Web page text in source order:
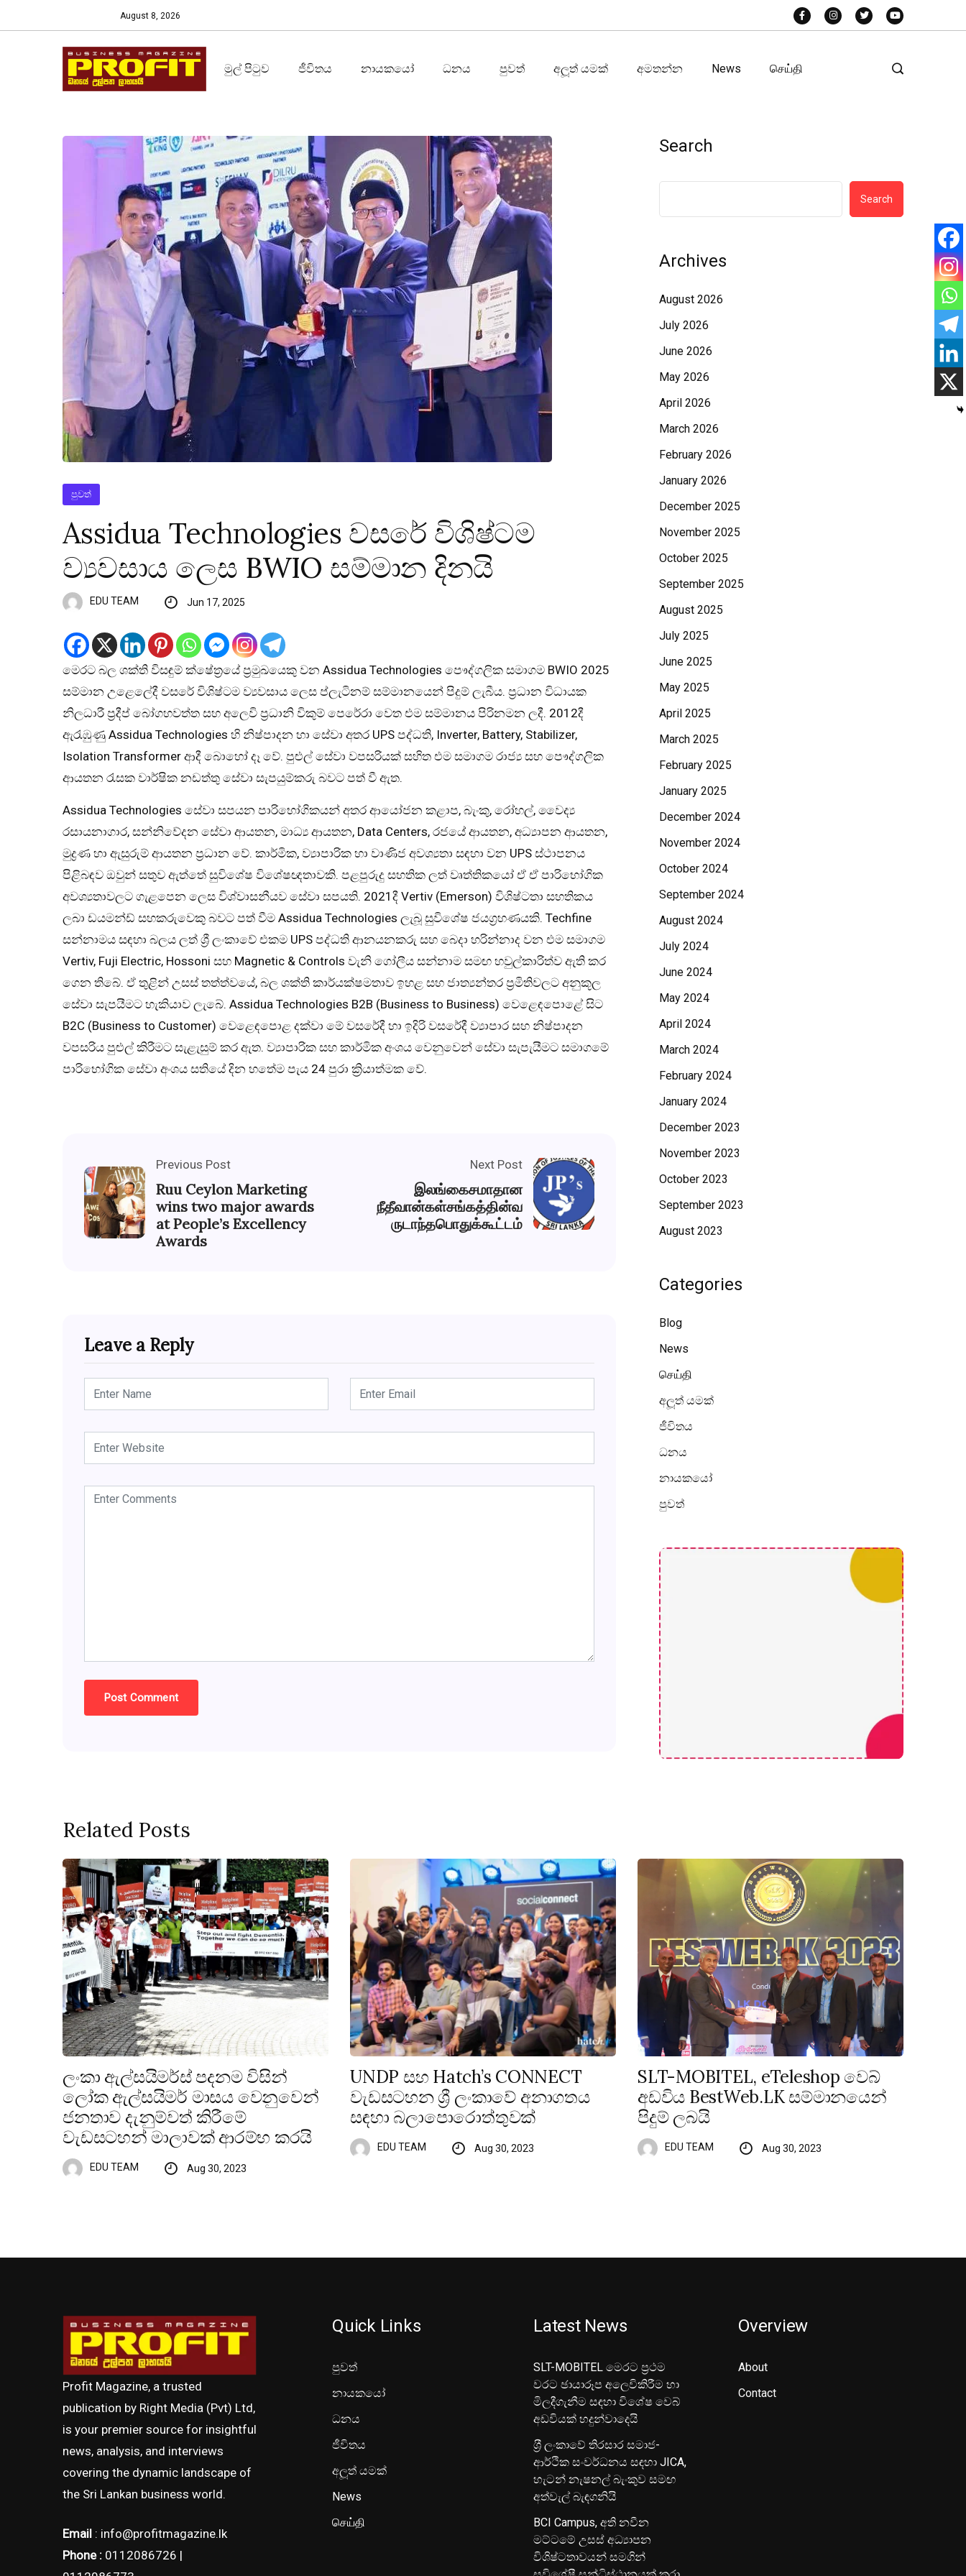
August 8, 2026
මුල් පිටුව ජීවිතය නායකයෝ ධනය පුවත් අලූත් යමක් අමතන්න News செய்தி
පුවත්
Assidua Technologies වසරේ විශිෂ්ටම
ව්‍යවසාය ලෙස BWIO සම්මාන දිනයි
EDU TEAM Jun 17, 2025
මෙරට බල ශක්ති විසඳුම් ක්ෂේත්‍රයේ ප්‍රමුඛයෙකු වන Assidua Technologies පෞද්ගලික සමාගම BWIO 2025
සම්මාන උළෙලේදී වසරේ විශිෂ්ටම ව්‍යවසාය ලෙස ප්ලැටිනම් සම්මානයෙන් පිදුම් ලැබීය. ප්‍රධාන විධායක
නිලධාරී ප්‍රදීප් බෝගහවත්ත සහ අලෙවි ප්‍රධානි විකුම් පෙරේරා වෙත එම සම්මානය පිරිනමන ලදී. 2012දී
ඇරැඹුණු Assidua Technologies හි නිෂ්පාදන හා සේවා අතර UPS පද්ධති, Inverter, Battery, Stabilizer,
Isolation Transformer ආදී බොහෝ දෑ වේ. පුළුල් සේවා වපසරියක් සහිත එම සමාගම රාජ්‍ය සහ පෞද්ගලික
ආයතන රැසක වාර්ෂික නඩත්තු සේවා සැපයුම්කරු බවට පත් වී ඇත.
Assidua Technologies සේවා සපයන පාරිභෝගිකයන් අතර ආයෝජන කළාප, බැංකු, රෝහල්, වෛද්‍ය
රසායනාගාර, සන්නිවේදන සේවා ආයතන, මාධ්‍ය ආයතන, Data Centers, රජයේ ආයතන, අධ්‍යාපන ආයතන,
මුද්‍රණ හා ඇසුරුම් ආයතන ප්‍රධාන වේ. කාර්මික, ව්‍යාපාරික හා වාණිජ අවශ්‍යතා සඳහා වන UPS ස්ථාපනය
පිළිබඳව ඔවුන් සතුව ඇත්තේ සුවිශේෂ විශේෂඥතාවකි. පළපුරුදු සහතික ලත් වෘත්තිකයෝ ඒ ඒ පාරිභෝගික
අවශ්‍යතාවලට ගැළපෙන ලෙස විශ්වාසනීයව සේවා සපයති. 2021දී Vertiv (Emerson) විශිෂ්ටතා සහතිකය
ලබා ඩයමන්ඩ් සහකරුවෙකු බවට පත් වීම Assidua Technologies ලැබූ සුවිශේෂ ජයග්‍රහණයකි. Techfine
සන්නාමය සඳහා බලය ලත් ශ්‍රී ලංකාවේ එකම UPS පද්ධති ආනයනකරු සහ බෙදා හරින්නාද වන එම සමාගම
Vertiv, Fuji Electric, Hossoni සහ Magnetic & Controls වැනි ගෝලීය සන්නාම සමඟ හවුල්කාරිත්ව ඇති කර
ගෙන තිබේ. ඒ තුළින් උසස් තත්ත්වයේ, බල ශක්ති කාර්යක්ෂමතාව ඉහළ සහ ජාත්‍යන්තර ප්‍රමිතිවලට අනුකූල
සේවා සැපයීමට හැකියාව ලැබේ. Assidua Technologies B2B (Business to Business) වෙළෙඳපොළේ සිට
B2C (Business to Customer) වෙළෙඳපොළ දක්වා මේ වසරේදී හා ඉදිරි වසරේදී ව්‍යාපාර සහ නිෂ්පාදන
වපසරිය පුළුල් කිරීමට සැළැසුම් කර ඇත. ව්‍යාපාරික සහ කාර්මික අංශය වෙනුවෙන් සේවා සැපැයීමට සමාගමේ
පාරිභෝගික සේවා අංශය සතියේ දින හතේම පැය 24 පුරා ක්‍රියාත්මක වේ.
Previous Post
Ruu Ceylon Marketing
wins two major awards
at People’s Excellency
Awards
Next Post
இலங்கைசமாதான
நீதீவான்கள்சங்கத்தின்வ
ருடாந்தபொதுக்கூட்டம்
Leave a Reply
Search
Search
Archives
August 2026
July 2026
June 2026
May 2026
April 2026
March 2026
February 2026
January 2026
December 2025
November 2025
October 2025
September 2025
August 2025
July 2025
June 2025
May 2025
April 2025
March 2025
February 2025
January 2025
December 2024
November 2024
October 2024
September 2024
August 2024
July 2024
June 2024
May 2024
April 2024
March 2024
February 2024
January 2024
December 2023
November 2023
October 2023
September 2023
August 2023
Categories
Blog
News
செய்தி
අලූත් යමක්
ජීවිතය
ධනය
නායකයෝ
පුවත්
Related Posts
ලංකා ඇල්සයිමර්ස් පදනම විසින්
ලෝක ඇල්සයිමර් මාසය වෙනුවෙන්
ජනතාව දැනුම්වත් කිරීමේ
වැඩසටහන් මාලාවක් ආරම්භ කරයි
EDU TEAM Aug 30, 2023
UNDP සහ Hatch’s CONNECT
වැඩසටහන ශ්‍රී ලංකාවේ අනාගතය
සඳහා බලාපොරොත්තුවක්
EDU TEAM Aug 30, 2023
SLT-MOBITEL, eTeleshop වෙබ්
අඩවිය BestWeb.LK සම්මානයෙන්
පිදුම් ලබයි
EDU TEAM Aug 30, 2023
Profit Magazine, a trusted
publication by Right Media (Pvt) Ltd,
is your premier source for insightful
news, analysis, and interviews
covering the dynamic landscape of
the Sri Lankan business world.
Email : info@profitmagazine.lk
Phone : 0112086726 |
Quick Links
පුවත්
නායකයෝ
ධනය
ජීවිතය
අලූත් යමක්
News
செய்தி
Latest News
SLT-MOBITEL මෙරට ප්‍රථම
වරට ඡායාරූප අලෙවිකිරීම හා
මිලදීගැනීම සඳහා විශේෂ වෙබ්
අඩවියක් හදුන්වාදෙයි
ශ‍්‍රී ලංකාවේ තිරසාර සමාජ-
ආර්ථික සංවර්ධනය සඳහා JICA,
හැටන් නැෂනල් බැංකුව සමඟ
අත්වැල් බැඳගනියි
BCI Campus, අති නවීන
මට්ටමේ උසස් අධ්‍යාපන
විශිෂ්ටතාවයන් සමගින්
Overview
About
Contact